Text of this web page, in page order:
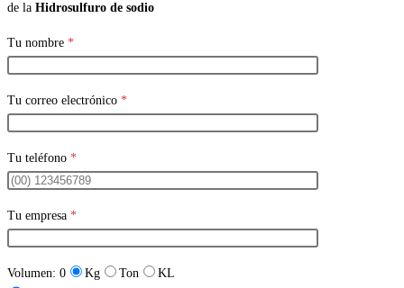
de la Hidrosulfuro de sodio
Tu nombre *
Tu correo electrónico *
Tu teléfono *
Tu empresa *
Volumen: 0 Kg Ton KL